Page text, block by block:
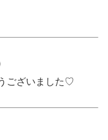
ございました♡